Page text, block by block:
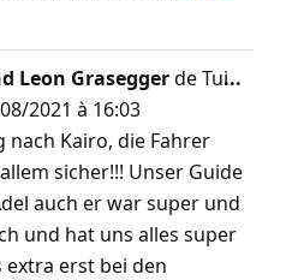
Leon Graseggerde Tui
2021 à 16:03
nach Kairo, die Fahrer
sicher!!! Unser Guide
auch er war super und
und hat uns alles super
erst bei den
...